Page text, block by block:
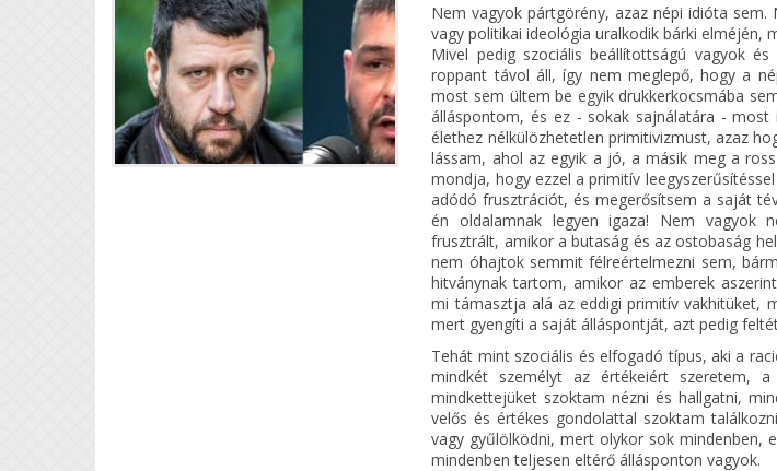
Nem vagyok pártgörény, azaz népi idióta
vagy politikai ideológia uralkodik bárki elméjén,
Mivel pedig szociális beállítottságú vagyok
roppant távol áll, így nem meglepő, hogy a
most sem ültem be egyik drukkerkocsmába
álláspontom, és ez - sokak sajnálatára -
élethez nélkülözhetetlen primitivizmust, azaz
lássam, ahol az egyik a jó, a másik meg a
mondja, hogy ezzel a primitív
adódó frusztrációt, és megerősítsem a saját
én oldalamnak legyen igaza! Nem vagyok
frusztrált, amikor a butaság és az ostobaság
nem óhajtok semmit félreértelmezni sem,
hitványnak tartom, amikor az emberek
mi támasztja alá az eddigi primitív vakhitüket,
mert gyengíti a saját álláspontját, azt pedig
Tehát mint szociális és elfogadó típus, aki a
mindkét személyt az értékeiért szeretem,
mindkettejüket szoktam nézni és hallgatni,
velős és értékes gondolattal szoktam
vagy gyűlölködni, mert olykor sok mindenben,
mindenben teljesen eltérő állásponton vagyok.